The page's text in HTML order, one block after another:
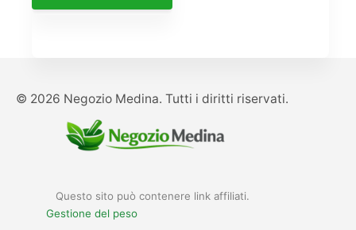
© 2026 Negozio Medina. Tutti i diritti riservati.
Questo sito può contenere link affiliati.
Gestione del peso